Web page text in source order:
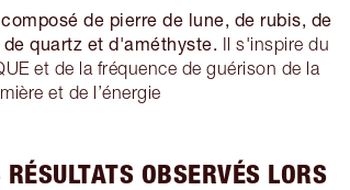
de pierre de lune, de rubis, de
quartz et d'améthyste. Il s'inspire du
et de la fréquence de guérison de la
et de l’énergie
RÉSULTATS OBSERVÉS LORS